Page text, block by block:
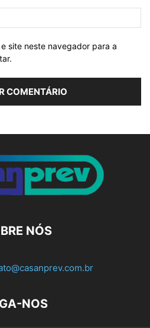
site neste navegador para a
NÓS
NOS